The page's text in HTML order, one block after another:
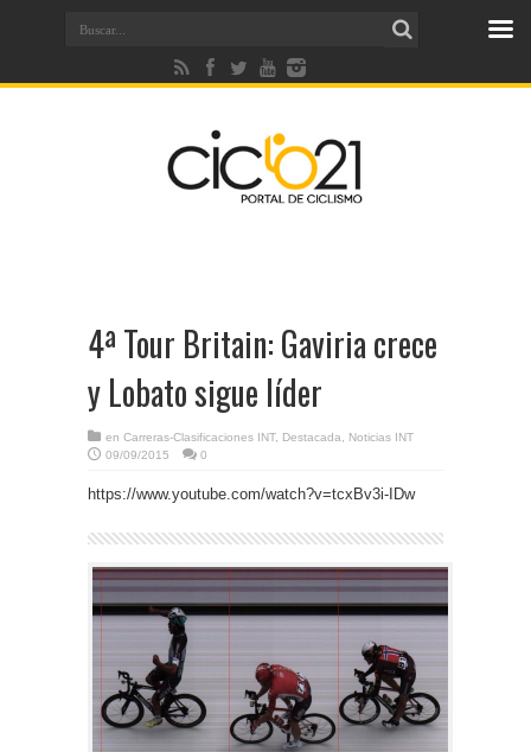
4ª Tour Britain: Gaviria crece
y Lobato sigue líder
en Carreras-Clasificaciones INT, Destacada
Noticias INT
09/09/2015
0
https://www.youtube.com/watch?v=tcxBv3i-IDw